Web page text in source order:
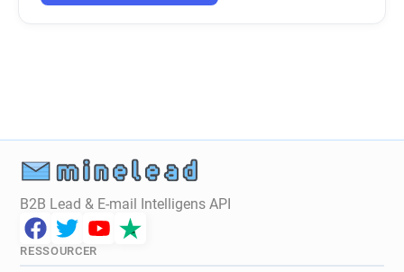
B2B Lead & E-mail Intelligens API
RESSOURCER